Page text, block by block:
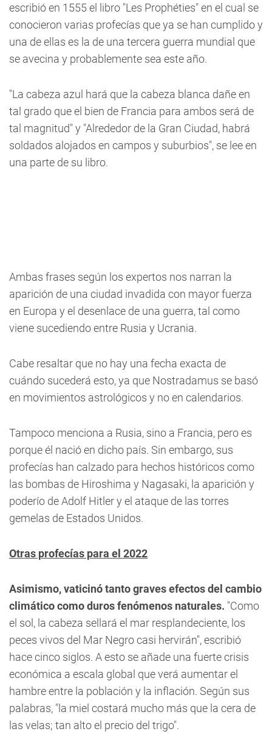
escribió en 1555 el libro "Les Prophéties" en el cual se
conocieron varias profecías que ya se han cumplido y
una de ellas es la de una tercera guerra mundial que
se avecina y probablemente sea este año.
"La cabeza azul hará que la cabeza blanca dañe en
tal grado que el bien de Francia para ambos será de
tal magnitud" y "Alrededor de la Gran Ciudad, habrá
soldados alojados en campos y suburbios", se lee en
una parte de su libro.
Ambas frases según los expertos nos narran la
aparición de una ciudad invadida con mayor fuerza
en Europa y el desenlace de una guerra, tal como
viene sucediendo entre Rusia y Ucrania.
Cabe resaltar que no hay una fecha exacta de
cuándo sucederá esto, ya que Nostradamus se basó
en movimientos astrológicos y no en calendarios.
Tampoco menciona a Rusia, sino a Francia, pero es
porque él nació en dicho país. Sin embargo, sus
profecías han calzado para hechos históricos como
las bombas de Hiroshima y Nagasaki, la aparición y
poderío de Adolf Hitler y el ataque de las torres
gemelas de Estados Unidos.
Otras profecías para el 2022
Asimismo, vaticinó tanto graves efectos del cambio
climático como duros fenómenos naturales. "Como
el sol, la cabeza sellará el mar resplandeciente, los
peces vivos del Mar Negro casi hervirán", escribió
hace cinco siglos. A esto se añade una fuerte crisis
económica a escala global que verá aumentar el
hambre entre la población y la inflación. Según sus
palabras, "la miel costará mucho más que la cera de
las velas; tan alto el precio del trigo".